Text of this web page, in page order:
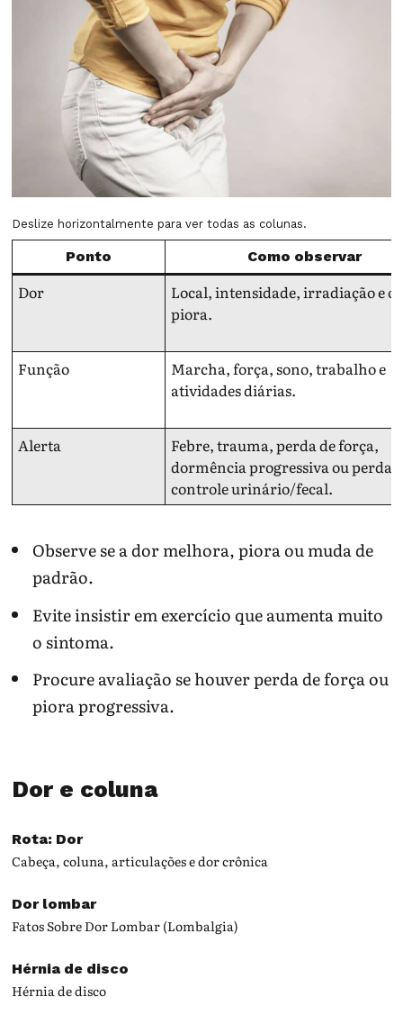
Deslize horizontalmente para ver todas as colunas.
Ponto Como observar
Dor
Local, intensidade, irradiação e o
piora.
Função
Marcha, força, sono, trabalho e
atividades diárias.
Alerta
Febre, trauma, perda de força,
dormência progressiva ou perda
controle urinário/fecal.
Observe se a dor melhora, piora ou muda de
padrão.
Evite insistir em exercício que aumenta muito
o sintoma.
Procure avaliação se houver perda de força ou
piora progressiva.
Dor e coluna
Rota: Dor
Cabeça, coluna, articulações e dor crônica
Dor lombar
Fatos Sobre Dor Lombar (Lombalgia)
Hérnia de disco
Hérnia de disco